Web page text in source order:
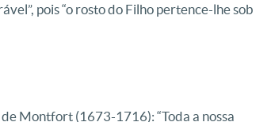
pois “o rosto do Filho pertence-lhe sob
Montfort (1673-1716): “Toda a nossa